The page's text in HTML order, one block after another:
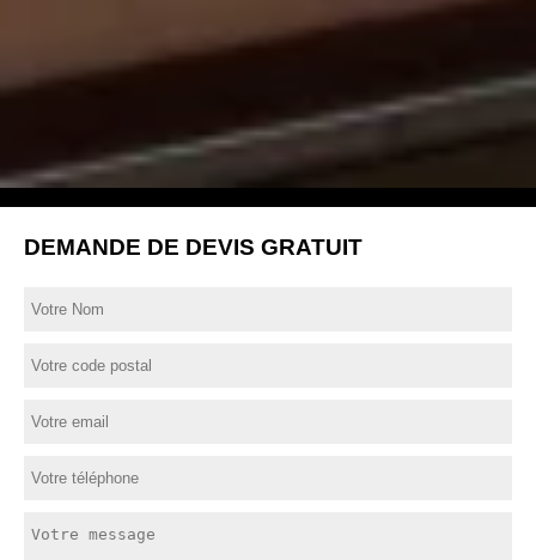
DEMANDE DE DEVIS GRATUIT